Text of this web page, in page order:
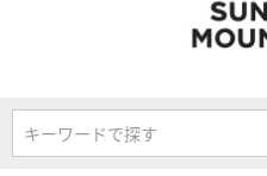
キーワードで探す